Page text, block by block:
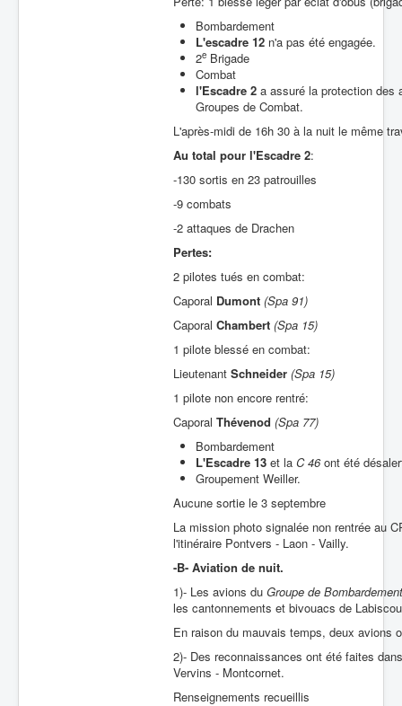
Bombardement
L'escadre 12 n'a pas été engagée.
2e Brigade
Combat
l'Escadre 2 a assuré la protection des
Groupes de Combat.
L'après-midi de 16h 30 à la nuit le même
Au total pour l'Escadre 2:
-130 sortis en 23 patrouilles
-9 combats
-2 attaques de Drachen
Pertes:
2 pilotes tués en combat:
Caporal Dumont (Spa 91)
Caporal Chambert (Spa 15)
1 pilote blessé en combat:
Lieutenant Schneider (Spa 15)
1 pilote non encore rentré:
Caporal Thévenod (Spa 77)
Bombardement
L'Escadre 13 et la C 46ont été
Groupement Weiller.
Aucune sortie le 3 septembre
La mission photo signalée non rentrée au
l'itinéraire Pontvers - Laon - Vailly.
-B- Aviation de nuit.
1)- Les avions du Groupe de
les cantonnements et bivouacs de
En raison du mauvais temps, deux avions
2)- Des reconnaissances ont été faites
Vervins - Montcornet.
Renseignements recueillis